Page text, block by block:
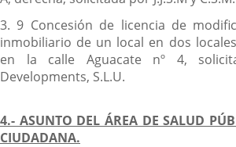
3. 9 Concesión de licencia de
inmobiliario de un local en dos
en la calle Aguacate nº 4,
Developments, S.L.U.
4.- ASUNTO DEL ÁREA DE SALUD
CIUDADANA.